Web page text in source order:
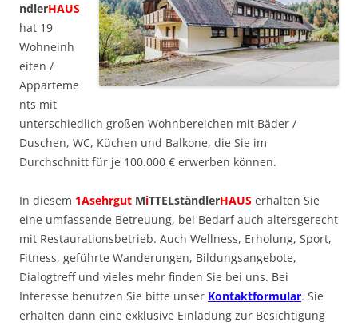
ndlerHAUS
hat 19
Wohneinh
eiten /
Apparteme
nts mit
unterschiedlich großen Wohnbereichen mit Bäder /
Duschen, WC, Küchen und Balkone, die Sie im
Durchschnitt für je 100.000 € erwerben können.
In diesem 1Asehrgut MiTTELständlerHAUS erhalten Sie
eine umfassende Betreuung, bei Bedarf auch altersgerecht
mit Restaurationsbetrieb. Auch Wellness, Erholung, Sport,
Fitness, geführte Wanderungen, Bildungsangebote,
Dialogtreff und vieles mehr finden Sie bei uns. Bei
Interesse benutzen Sie bitte unser Kontaktformular. Sie
erhalten dann eine exklusive Einladung zur Besichtigung